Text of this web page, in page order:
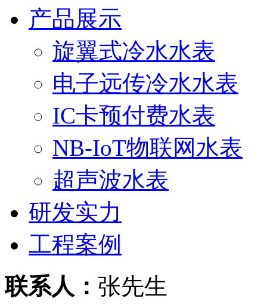
产品展示
旋翼式冷水水表
电子远传冷水水表
IC卡预付费水表
NB-IoT物联网水表
超声波水表
研发实力
工程案例
联系人： 张先生